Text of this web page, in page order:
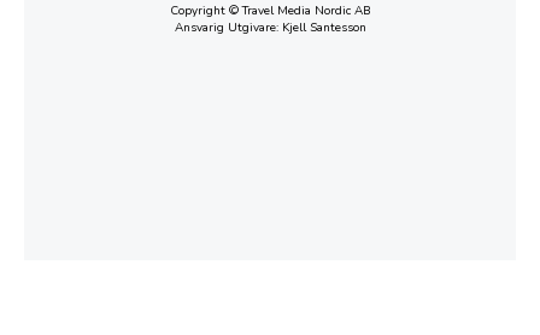
Copyright © Travel Media Nordic AB
Ansvarig Utgivare: Kjell Santesson